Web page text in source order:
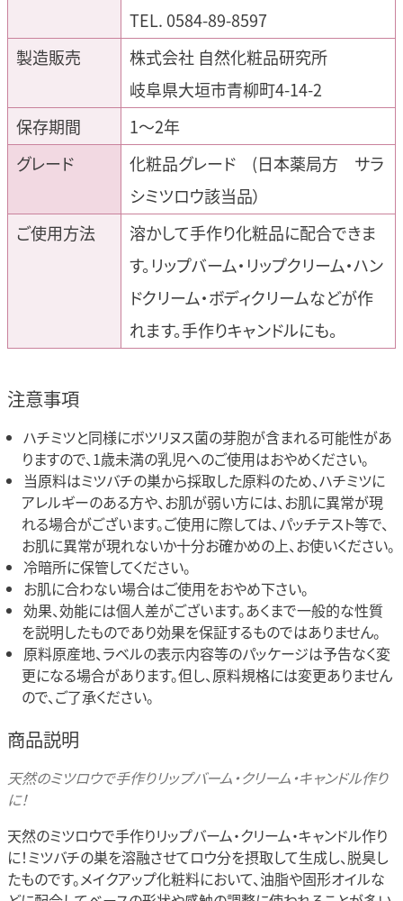
TEL. 0584-89-8597
製造販売
株式会社 自然化粧品研究所
岐阜県大垣市青柳町4-14-2
保存期間
1～2年
グレード
化粧品グレード (日本薬局方 サラ
シミツロウ該当品）
ご使用方法
溶かして手作り化粧品に配合できま
す。リップバーム・リップクリーム・ハン
ドクリーム・ボディクリームなどが作
れます。手作りキャンドルにも。
注意事項
ハチミツと同様にボツリヌス菌の芽胞が含まれる可能性があ
りますので、1歳未満の乳児へのご使用はおやめください。
当原料はミツバチの巣から採取した原料のため、ハチミツに
アレルギーのある方や、お肌が弱い方には、お肌に異常が現
れる場合がございます。ご使用に際しては、パッチテスト等で、
お肌に異常が現れないか十分お確かめの上、お使いください。
冷暗所に保管してください。
お肌に合わない場合はご使用をおやめ下さい。
効果、効能には個人差がございます。あくまで一般的な性質
を説明したものであり効果を保証するものではありません。
原料原産地、ラベルの表示内容等のパッケージは予告なく変
更になる場合があります。但し、原料規格には変更ありません
ので、ご了承ください。
商品説明
天然のミツロウで手作りリップバーム・クリーム・キャンドル作り
に！
天然のミツロウで手作りリップバーム・クリーム・キャンドル作り
に！ミツバチの巣を溶融させてロウ分を摂取して生成し、脱臭し
たものです。メイクアップ化粧料において、油脂や固形オイルな